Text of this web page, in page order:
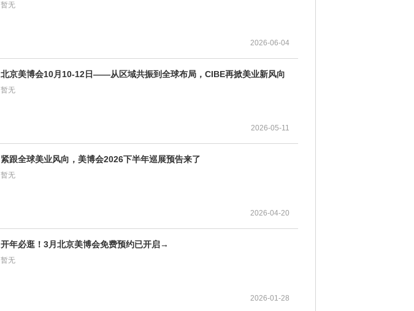
暂无
2026-06-04
北京美博会10月10-12日——从区域共振到全球布局，CIBE再掀美业新风向
暂无
2026-05-11
紧跟全球美业风向，美博会2026下半年巡展预告来了
暂无
2026-04-20
开年必逛！3月北京美博会免费预约已开启→
暂无
2026-01-28